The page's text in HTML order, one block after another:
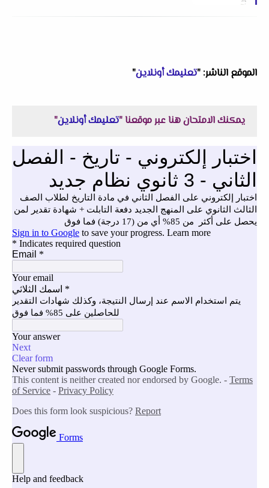
الموقع الناشر: "تعليمك أونلاين"
يمكنك الامتحان هنا عبر موقعنا "تعليمك أونلاين"